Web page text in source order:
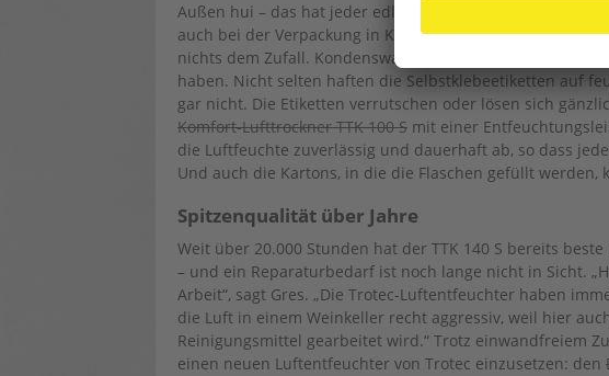
Außen hui – das hat jeder edle Tropfen verdient. Damit
auch bei der Verpackung in Kartons alles einwandfrei
nichts dem Zufall. Kondenswasser auf den Flaschen
haben. Nicht selten haften die Selbstklebeetiketten auf
gar nicht. Die Etiketten verrutschen oder lösen sich
Komfort-Lufttrockner TTK 100 S mit einer
die Luftfeuchte zuverlässig und dauerhaft ab, so dass
Und auch die Kartons, in die die Flaschen gefüllt werden,
Spitzenqualität über Jahre
Weit über 20.000 Stunden hat der TTK 140 S bereits
– und ein Reparaturbedarf ist noch lange nicht in Sicht.
Arbeit“, sagt Gres. „Die Trotec-Luftentfeuchter haben
die Luft in einem Weinkeller recht aggressiv, weil hier
Reinigungsmittel gearbeitet wird.“ Trotz einwandfreiem
einen neuen Luftentfeuchter von Trotec einzusetzen: den